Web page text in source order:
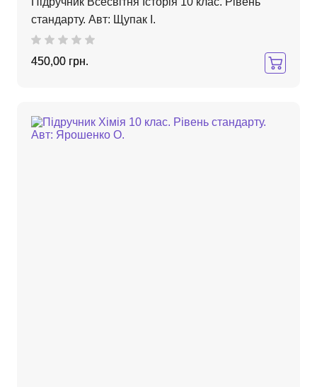
стандарту. Авт: Щупак І.
450,00 грн.